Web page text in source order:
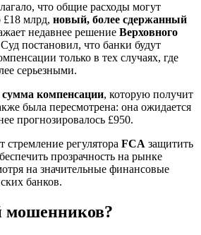
что общие расходы могут
£18 млрд, новый, более сдержанный
недавнее решение Верховного
постановил, что банки будут
только в тех случаях, где
серьезными.
сумма компенсации, которую получит
была пересмотрена: она ожидается
прогнозировалось £950.
регулятора FCA защитить
прозрачность на рынке
на значительные финансовые
банков.
мошенников?